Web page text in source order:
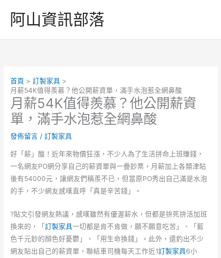
阿山資訊部落
首頁
訂製家具
月薪54K值得羨慕？他公開薪資單，滿手水泡惹全網鼻酸
月薪54K值得羨慕？他公開薪資
單，滿手水泡惹全網鼻酸
發佈留言 /訂製家具
好「薪」酸！近年來物價狂漲，不少人為了生活拼命上班賺錢，
一名網友PO網分享自己的薪資單與一疊鈔票，月薪加上各類津貼
後有54000元，讓網友們稱羨不已，但當原PO秀出自己滿是水泡
的手，不少網友感嘆直呼「真是辛苦錢」。
?貼文引發網友熱議，感嘆雖然有優渥薪水，但都是拚死拚活加班
換來的，「訂製家具一切都是肯不肯做，願不願意吃苦」、「藍
色千元鈔的顏色好憂鬱」、「用生命換錢」。此外，還釣出不少
網友貼出自己的薪資單，聯結車司機每天工作近1訂製家具6小